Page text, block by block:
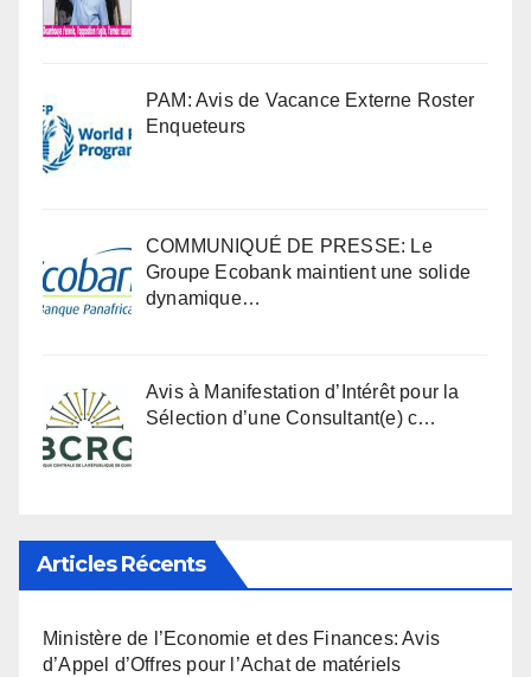
PAM: Avis de Vacance Externe Roster
Enqueteurs
COMMUNIQUÉ DE PRESSE: Le
Groupe Ecobank maintient une solide
dynamique…
Avis à Manifestation d’Intérêt pour la
Sélection d’une Consultant(e) c…
Articles Récents
Ministère de l’Economie et des Finances: Avis
d’Appel d’Offres pour l’Achat de matériels